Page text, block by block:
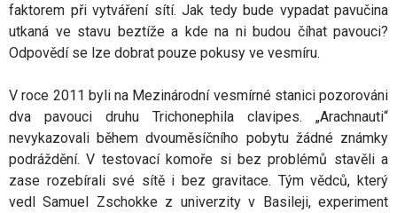
faktorem při vytváření sítí. Jak tedy bude vypadat pavučina
utkaná ve stavu beztíže a kde na ni budou číhat pavouci?
Odpovědí se lze dobrat pouze pokusy ve vesmíru.
V roce 2011 byli na Mezinárodní vesmírné stanici pozorováni
dva pavouci druhu Trichonephila clavipes. „Arachnauti“
nevykazovali během dvouměsíčního pobytu žádné známky
podráždění. V testovací komoře si bez problémů stavěli a
zase rozebírali své sítě i bez gravitace. Tým vědců, který
vedl Samuel Zschokke z univerzity v Basileji, experiment